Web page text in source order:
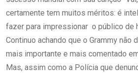
certamente tem muitos méritos: é
fazer para impressionar o público de
Continuo achando que o Grammy não
mais importante e mais comentado
Mas, assim como a Polícia que